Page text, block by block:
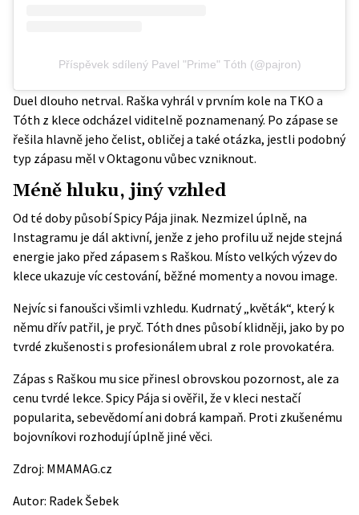
Příspěvek sdílený Pavel "Prime" Tóth (@pajron)
Duel dlouho netrval. Raška vyhrál v prvním kole na TKO a
Tóth z klece odcházel viditelně poznamenaný. Po zápase se
řešila hlavně jeho čelist, obličej a také otázka, jestli podobný
typ zápasu měl v Oktagonu vůbec vzniknout.
Méně hluku, jiný vzhled
Od té doby působí Spicy Pája jinak. Nezmizel úplně, na
Instagramu je dál aktivní, jenže z jeho profilu už nejde stejná
energie jako před zápasem s Raškou. Místo velkých výzev do
klece ukazuje víc cestování, běžné momenty a novou image.
Nejvíc si fanoušci všimli vzhledu. Kudrnatý „květák“, který k
němu dřív patřil, je pryč. Tóth dnes působí klidněji, jako by po
tvrdé zkušenosti s profesionálem ubral z role provokatéra.
Zápas s Raškou mu sice přinesl obrovskou pozornost, ale za
cenu tvrdé lekce. Spicy Pája si ověřil, že v kleci nestačí
popularita, sebevědomí ani dobrá kampaň. Proti zkušenému
bojovníkovi rozhodují úplně jiné věci.
Zdroj: MMAMAG.cz
Autor: Radek Šebek